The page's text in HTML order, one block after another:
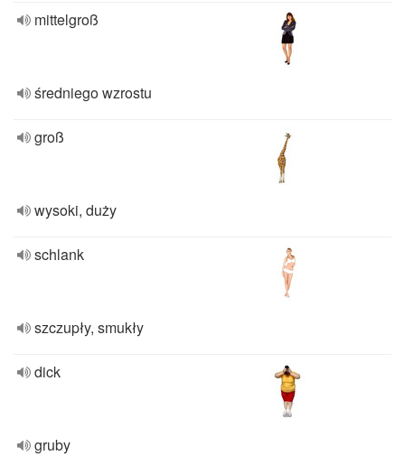
mittelgroß
średniego wzrostu
groß
wysoki, duży
schlank
szczupły, smukły
dick
gruby